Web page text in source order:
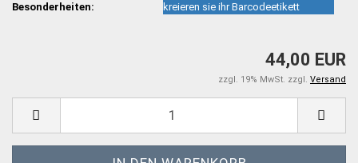
Besonderheiten: kreieren sie ihr Barcodeetikett
44,00 EUR
zzgl. 19% MwSt. zzgl. Versand